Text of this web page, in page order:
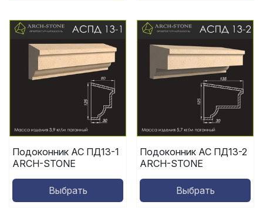
Подоконник АС ПД13-1
ARCH-STONE
Выбрать
Подоконник АС ПД13-2
ARCH-STONE
Выбрать